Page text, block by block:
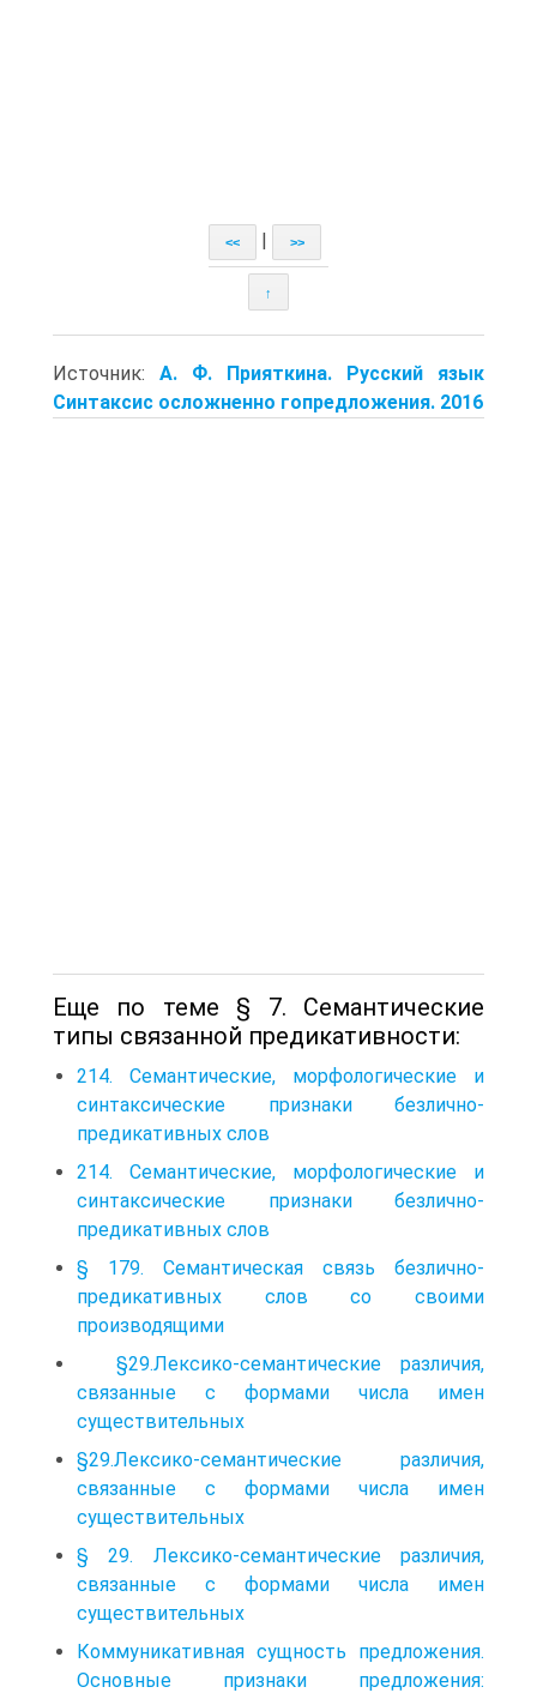
<< >>
↑
Источник: А. Ф. Прияткина. Русский язык
Синтаксис осложненно гопредложения. 2016
Еще по теме § 7. Семантические
типы связанной предикативности:
214. Семантические, морфологические и
синтаксические признаки безлично-
предикативных слов
214. Семантические, морфологические и
синтаксические признаки безлично-
предикативных слов
§ 179. Семантическая связь безлично-
предикативных слов со своими
производящими
§29.Лексико-семантические различия,
связанные с формами числа имен
существительных
§29.Лексико-семантические различия,
связанные с формами числа имен
существительных
§ 29. Лексико-семантические различия,
связанные с формами числа имен
существительных
Коммуникативная сущность предложения.
Основные признаки предложения: